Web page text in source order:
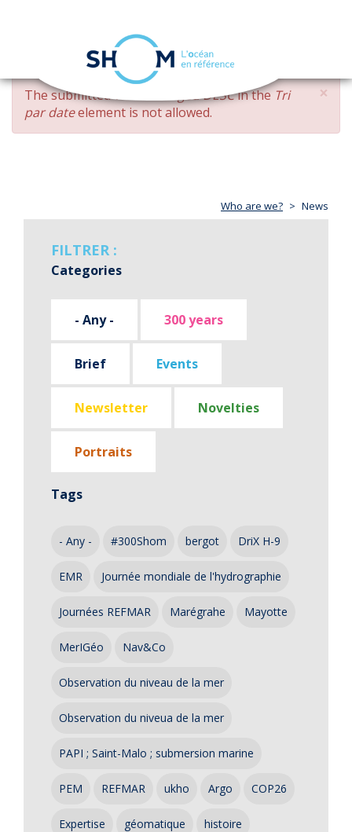
Skip
main
content
navigation
×
ERROR
MESSAGE
The submitted value changed DESCin the Tri
par dateelement is not allowed.
Who are we? News
FILTRER :
Categories
- Any - 300 years
Brief Events
Newsletter Novelties
Portraits
Tags
- Any - #300Shom bergot DriX H-9
EMR Journée mondiale de l'hydrographie
Journées REFMAR Marégrahe Mayotte
MerIGéo Nav&Co
Observation du niveau de la mer
Observation du niveua de la mer
PAPI ; Saint-Malo ; submersion marine
PEM REFMAR ukho Argo COP26
Expertise géomatique histoire